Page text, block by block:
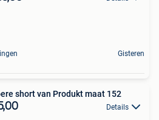
Gisteren
short van Produkt maat 152
Details